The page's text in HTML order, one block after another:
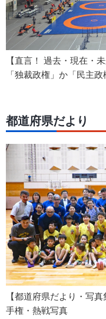
【直言！ 過去・現在・
「独裁政権」か「民主
都道府県だより
【都道府県だより・写
手権・熱戦写真